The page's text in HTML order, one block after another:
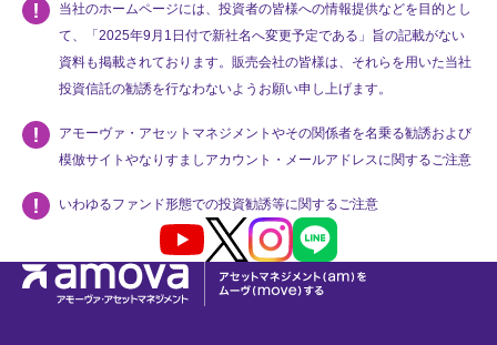
当社のホームページには、投資者の皆様への情報提供などを目的とし
て、「2025年9月1日付で新社名へ変更予定である」旨の記載がない
資料も掲載されております。販売会社の皆様は、それらを用いた当社
投資信託の勧誘を行なわないようお願い申し上げます。
アモーヴァ・アセットマネジメントやその関係者を名乗る勧誘および
模倣サイトやなりすましアカウント・メールアドレスに関するご注意
いわゆるファンド形態での投資勧誘等に関するご注意
Youtube X InstagramLINE